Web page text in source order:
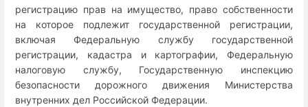
регистрацию прав на имущество, право собственности
на которое подлежит государственной регистрации,
включая Федеральную службу государственной
регистрации, кадастра и картографии, Федеральную
налоговую службу, Государственную инспекцию
безопасности дорожного движения Министерства
внутренних дел Российской Федерации.